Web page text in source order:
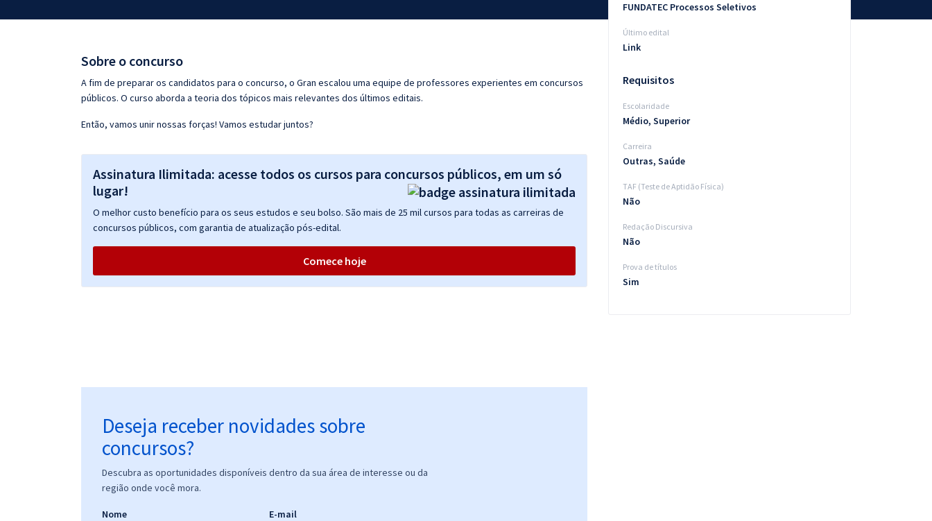
Conteúdo gratuito
Sobre o concurso
A fim de preparar os candidatos para o concurso, o Gran escalou uma equipe de professores experientes em concursos
públicos. O curso aborda a teoria dos tópicos mais relevantes dos últimos editais.
Então, vamos unir nossas forças! Vamos estudar juntos?
Assinatura Ilimitada: acesse todos os cursos para concursos públicos, em um só
lugar!
O melhor custo benefício para os seus estudos e seu bolso. São mais de 25 mil cursos para todas as carreiras de
concursos públicos, com garantia de atualização pós-edital.
Comece hoje
Deseja receber novidades sobre
concursos?
Descubra as oportunidades disponíveis dentro da sua área de interesse ou da
região onde você mora.
Nome E-mail
FUNDATEC Processos Seletivos
Último edital
Link
Requisitos
Escolaridade
Médio, Superior
Carreira
Outras, Saúde
TAF (Teste de Aptidão Física)
Não
Redação Discursiva
Não
Prova de títulos
Sim